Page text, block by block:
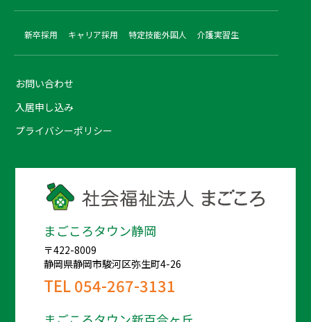
新卒採用 キャリア採用 特定技能外国人 介護実習生
お問い合わせ
入居申し込み
プライバシーポリシー
まごころタウン静岡
〒422-8009
静岡県静岡市駿河区弥生町4-26
TEL054-267-3131